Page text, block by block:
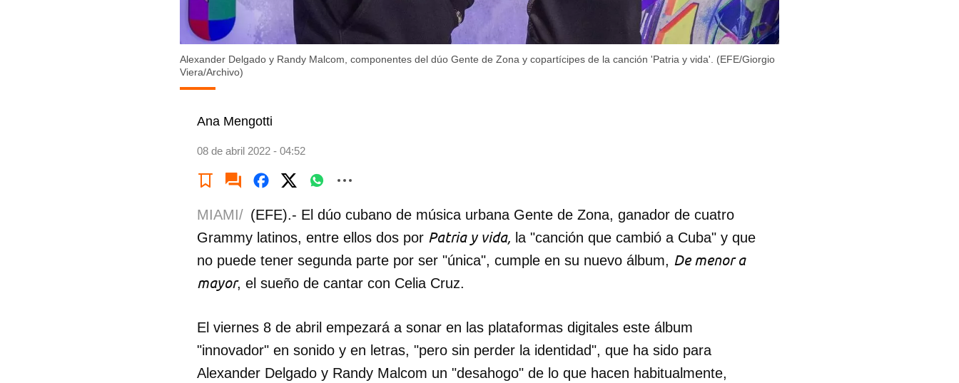
Alexander Delgado y Randy Malcom, componentes del dúo Gente de Zona y copartícipes de la canción 'Patria y vida'. (EFE/Giorgio
Viera/Archivo)
Ana Mengotti
08 de abril 2022 - 04:52
MIAMI/ (EFE).- El dúo cubano de música urbana Gente de Zona, ganador de cuatro
Grammy latinos, entre ellos dos por Patria y vida, la "canción que cambió a Cuba" y que
no puede tener segunda parte por ser "única", cumple en su nuevo álbum, De menor a
mayor, el sueño de cantar con Celia Cruz.
El viernes 8 de abril empezará a sonar en las plataformas digitales este álbum
"innovador" en sonido y en letras, "pero sin perder la identidad", que ha sido para
Alexander Delgado y Randy Malcom un "desahogo" de lo que hacen habitualmente,